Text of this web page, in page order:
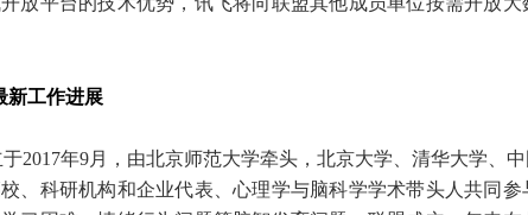
新工作进展
年9月，由北京师范大学牵头，北京大学、清华大学、
、科研机构和企业代表、心理学与脑科学学术带头人共同